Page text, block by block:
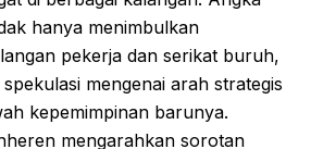
hanya menimbulkan
pekerja dan serikat buruh,
mengenai arah strategis
kepemimpinan barunya.
mengarahkan sorotan